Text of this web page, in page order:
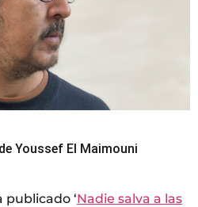
Youssef El Maimouni
publicado ‘Nadie salva a las